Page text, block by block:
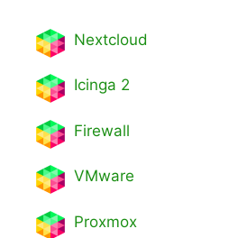
Nextcloud
Icinga 2
Firewall
VMware
Proxmox